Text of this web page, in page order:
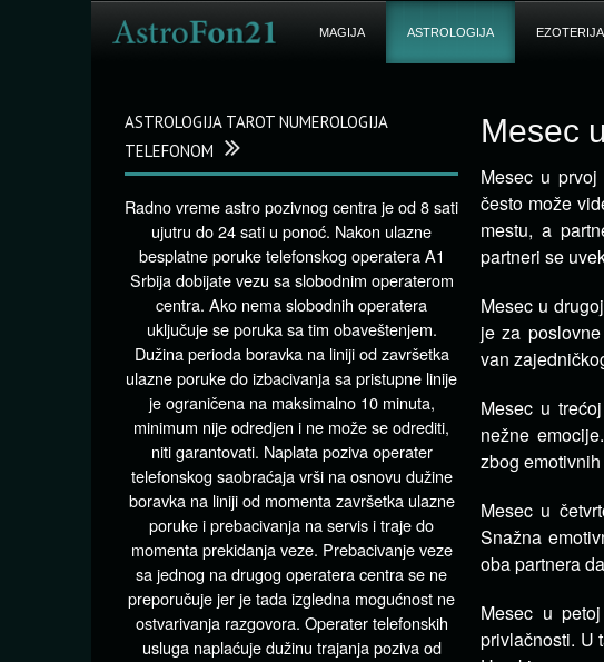
MAGIJA ASTROLOGIJA EZOTERIJA
Mesec
Mesec u
često može
mestu, a
partneri se
Mesec u
je za
van
Mesec u
nežne
zbog
Mesec u
Snažna
oba partnera
Mesec u
privlačnosti. U
ASTROLOGIJA TAROT NUMEROLOGIJA
TELEFONOM
Radno vreme astro pozivnog centra je od 8 sati
ujutru do 24 sati u ponoć. Nakon ulazne
besplatne poruke telefonskog operatera A1
Srbija dobijate vezu sa slobodnim operaterom
centra. Ako nema slobodnih operatera
uključuje se poruka sa tim obaveštenjem.
Dužina perioda boravka na liniji od završetka
ulazne poruke do izbacivanja sa pristupne linije
je ograničena na maksimalno 10 minuta,
minimum nije odredjen i ne može se odrediti,
niti garantovati. Naplata poziva operater
telefonskog saobraćaja vrši na osnovu dužine
boravka na liniji od momenta završetka ulazne
poruke i prebacivanja na servis i traje do
momenta prekidanja veze. Prebacivanje veze
sa jednog na drugog operatera centra se ne
preporučuje jer je tada izgledna mogućnost ne
ostvarivanja razgovora. Operater telefonskih
usluga naplaćuje dužinu trajanja poziva od